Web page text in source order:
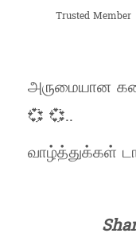
Trusted Member
அருமையான
💞 💞..
வாழ்த்துக்கள்